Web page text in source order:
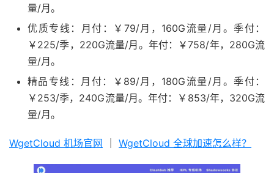
量/月。
优质专线：月付：￥79/月，160G流量/月。季付：
￥225/季，220G流量/月。年付：￥758/年，280G流
量/月。
精品专线：月付：￥89/月，180G流量/月。季付：
￥253/季，240G流量/月。年付：￥853/年，320G流
量/月。
WgetCloud 机场官网 WgetCloud 全球加速怎么样？